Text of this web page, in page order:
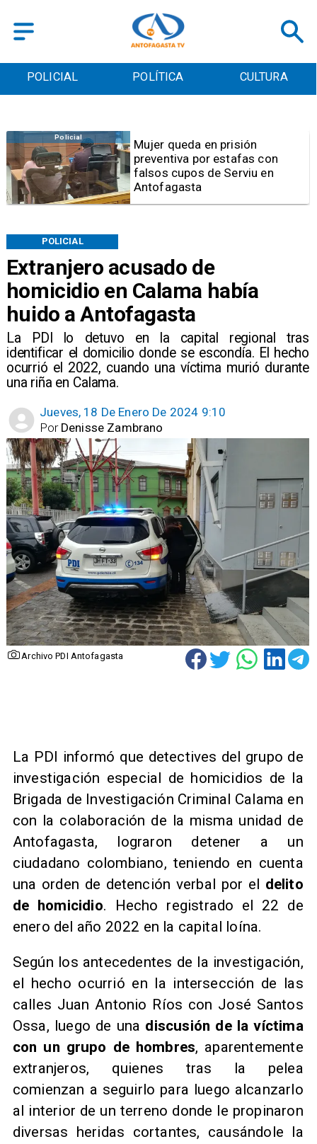
POLICIAL POLÍTICA CULTURA
Extranjero acusado de
homicidio en Calama había
huido a Antofagasta
La PDI lo detuvo en la capital regional tras
identificar el domicilio donde se escondía. El hecho
ocurrió el 2022, cuando una víctima murió durante
una riña en Calama.
POLICIAL
Jueves, 18 De Enero De 2024 9:10
Denisse Zambrano
Por
Archivo PDI Antofagasta
Videos
Video | Choferes del
TransAntofagasta piden
sistema mixto de pago
La PDI informó que detectives del grupo de
investigación especial de homicidios de la
Brigada de Investigación Criminal Calama en
con la colaboración de la misma unidad de
Antofagasta, lograron detener a un
ciudadano colombiano, teniendo en cuenta
una orden de detención verbal por el delito
de homicidio. Hecho registrado el 22 de
enero del año 2022 en la capital loína.
Según los antecedentes de la investigación,
el hecho ocurrió en la intersección de las
calles Juan Antonio Ríos con José Santos
Ossa, luego de una discusión de la víctima
con un grupo de hombres, aparentemente
extranjeros, quienes tras la pelea
comienzan a seguirlo para luego alcanzarlo
al interior de un terreno donde le propinaron
diversas heridas cortantes, causándole la